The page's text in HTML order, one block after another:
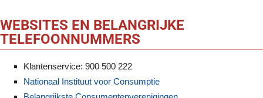
WEBSITES EN BELANGRIJKE
TELEFOONNUMMERS
Klantenservice: 900 500 222
Nationaal Instituut voor Consumptie